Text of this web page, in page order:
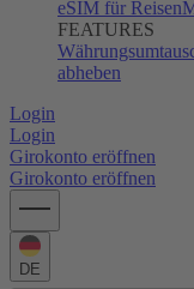
eSIM für Reisen
FEATURES
abheben
Login
Login
Girokonto eröffnen
Girokonto eröffnen
DE